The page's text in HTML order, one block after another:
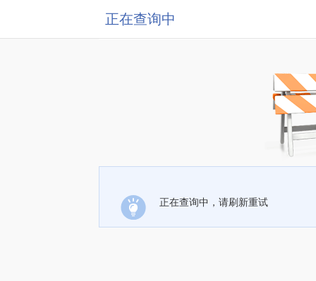
正在查询中
正在查询中，请刷新重试